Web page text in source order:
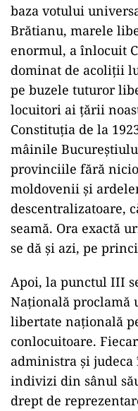
baza votului
Brătianu, marele
enormul, a înlocuit
dominat de acoliții
pe buzele tuturor
locuitori ai țării
Constituția de la
mâinile
provinciile fără nicio
moldovenii și
descentralizatoare,
seamă. Ora exactă
se dă și azi, pe
Apoi, la punctul III
Națională proclamă
libertate națională
conlocuitoare.
administra și
indivizi din sânul
drept de